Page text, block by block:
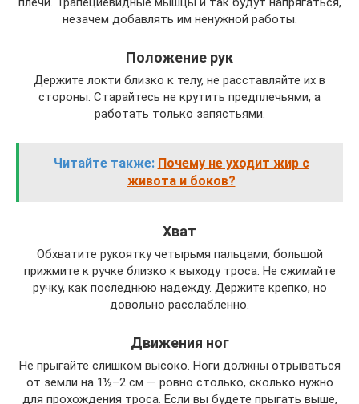
незачем добавлять им ненужной работы.
Положение рук
Держите локти близко к телу, не расставляйте их в
стороны. Старайтесь не крутить предплечьями, а
работать только запястьями.
Читайте также: Почему не уходит жир с
живота и боков?
Хват
Обхватите рукоятку четырьмя пальцами, большой
прижмите к ручке близко к выходу троса. Не сжимайте
ручку, как последнюю надежду. Держите крепко, но
довольно расслабленно.
Движения ног
Не прыгайте слишком высоко. Ноги должны отрываться
от земли на 1½–2 см — ровно столько, сколько нужно
для прохождения троса. Если вы будете прыгать выше,